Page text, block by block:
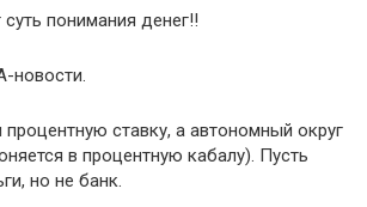
понимания денег!!
новости.
ставку, а автономный округ
в процентную кабалу). Пусть
но не банк.